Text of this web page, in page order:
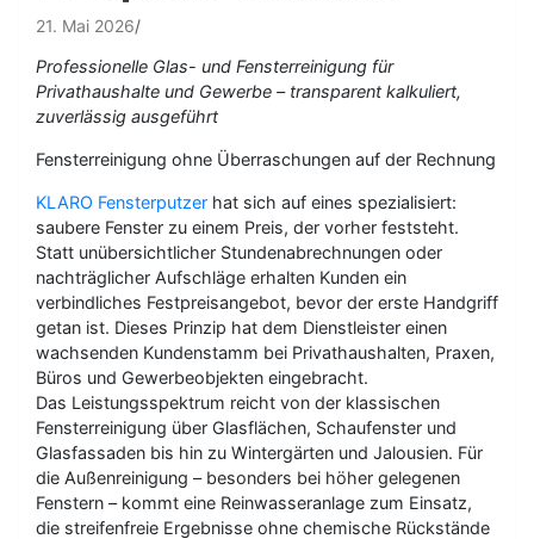
21. Mai 2026
Professionelle Glas- und Fensterreinigung für
Privathaushalte und Gewerbe – transparent kalkuliert,
zuverlässig ausgeführt
Fensterreinigung ohne Überraschungen auf der Rechnung
KLARO Fensterputzer hat sich auf eines spezialisiert:
saubere Fenster zu einem Preis, der vorher feststeht.
Statt unübersichtlicher Stundenabrechnungen oder
nachträglicher Aufschläge erhalten Kunden ein
verbindliches Festpreisangebot, bevor der erste Handgriff
getan ist. Dieses Prinzip hat dem Dienstleister einen
wachsenden Kundenstamm bei Privathaushalten, Praxen,
Büros und Gewerbeobjekten eingebracht.
Das Leistungsspektrum reicht von der klassischen
Fensterreinigung über Glasflächen, Schaufenster und
Glasfassaden bis hin zu Wintergärten und Jalousien. Für
die Außenreinigung – besonders bei höher gelegenen
Fenstern – kommt eine Reinwasseranlage zum Einsatz,
die streifenfreie Ergebnisse ohne chemische Rückstände